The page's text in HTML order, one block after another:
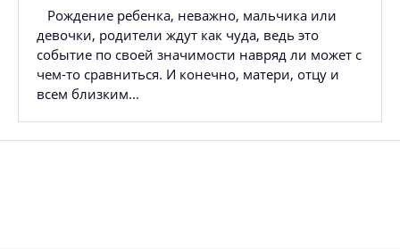
Рождение ребенка, неважно, мальчика или
девочки, родители ждут как чуда, ведь это
событие по своей значимости навряд ли может с
чем-то сравниться. И конечно, матери, отцу и
всем близким...